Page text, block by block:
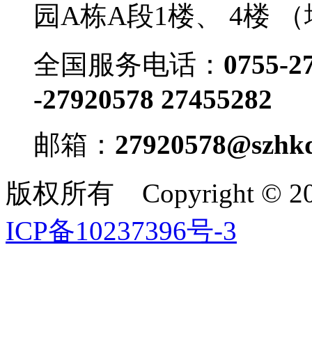
园A栋A段1楼、 4楼
全国服务电话： 0755-
-27920578 27455282
邮箱：
版权所有 Copyright ©
ICP备10237396号-3